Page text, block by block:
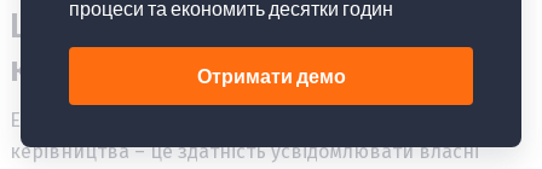
Що таке емоційна
компетентність?
Емоційна компетентність у контексті менеджменту та
керівництва – це здатність усвідомлювати власні